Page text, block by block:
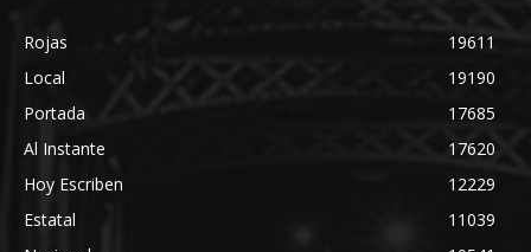
Rojas
19611
Local
19190
Portada
17685
Al Instante
17620
Hoy Escriben
12229
Estatal
11039